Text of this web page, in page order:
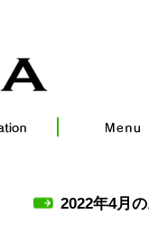
2022年4月